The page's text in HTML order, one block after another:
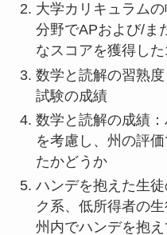
大学カリキュラム
分野でAPおよび/ま
なスコアを獲得し
数学と読解の習熟
試験の成績
数学と読解の成績
を考慮し、州の評
たかどうか
ハンデを抱えた生
ク系、低所得者の
州内でハンデを抱